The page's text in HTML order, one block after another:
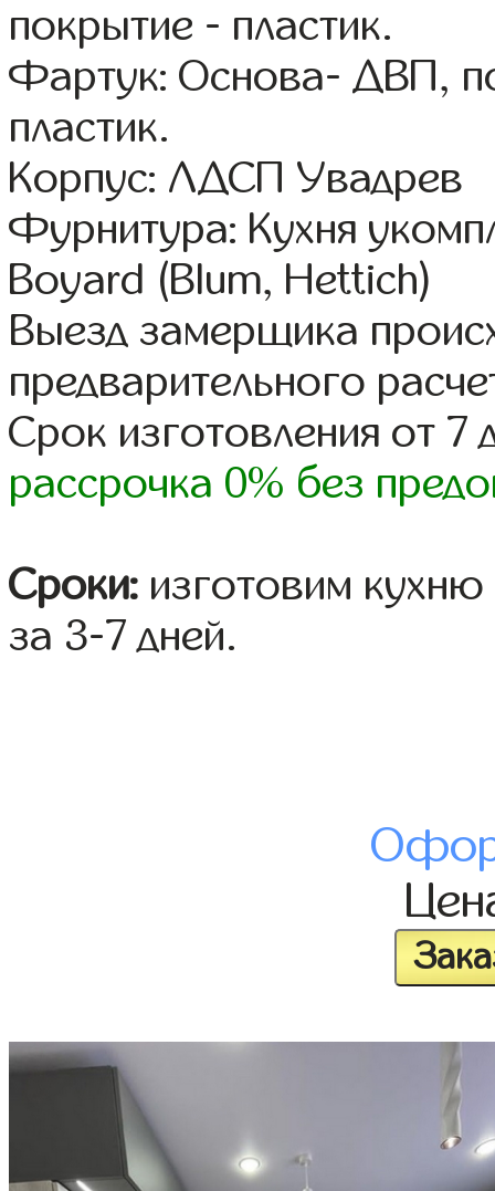
покрытие - пластик.
Фартук: Основа- ДВП,
пластик.
Корпус: ЛДСП Увадрев
Фурнитура: Кухня
Boyard (Blum, Hettich)
Выезд замерщика
предварительного
Срок изготовления от 7
рассрочка 0% без
Сроки: изготовим
за 3-7 дней.